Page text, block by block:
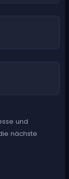
und
nächste